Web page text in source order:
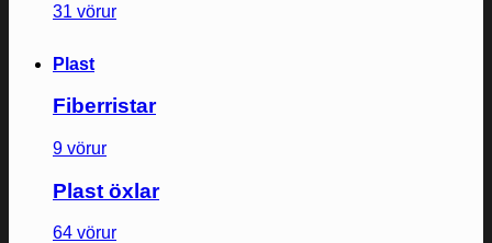
31 vörur
Plast
Fiberristar
9 vörur
Plast öxlar
64 vörur